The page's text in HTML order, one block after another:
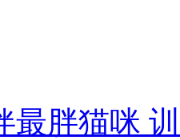
最胖猫咪